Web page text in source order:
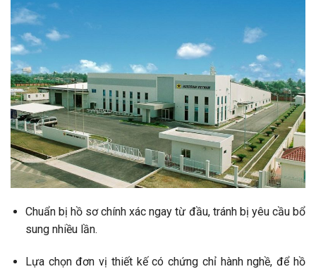
Chuẩn bị hồ sơ chính xác ngay từ đầu, tránh bị yêu cầu bổ
sung nhiều lần.
Lựa chọn đơn vị thiết kế có chứng chỉ hành nghề, để hồ